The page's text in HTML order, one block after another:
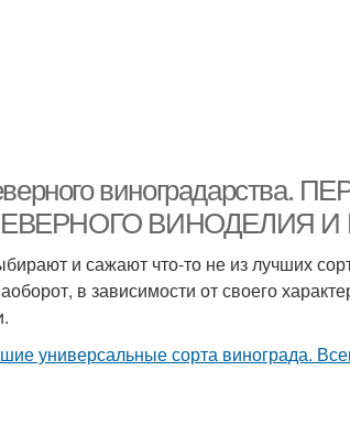
ВИНОДЕЛИЯ
и сажают что-то не из лучших
в зависимости от своего